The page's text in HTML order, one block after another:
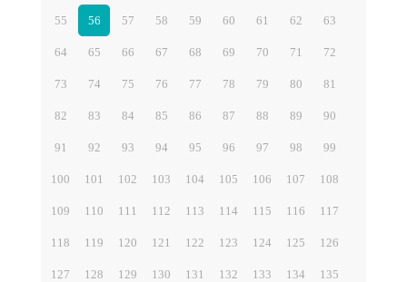
55 56 57 58 59 60 61 62 63
64 65 66 67 68 69 70 71 72
73 74 75 76 77 78 79 80 81
82 83 84 85 86 87 88 89 90
91 92 93 94 95 96 97 98 99
100 101 102 103 104 105 106 107 108
109 110 111 112 113 114 115 116 117
118 119 120 121 122 123 124 125 126
127 128 129 130 131 132 133 134 135